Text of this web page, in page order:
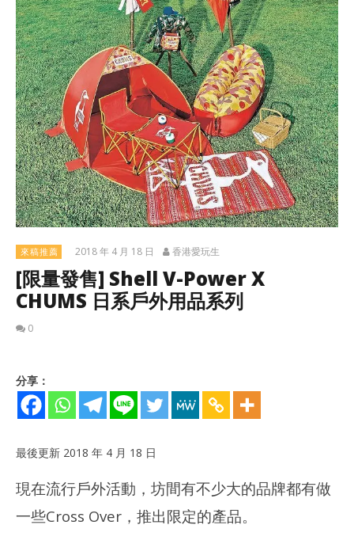
來稿推薦 2018 年 4 月 18 日 香港愛玩生
[限量發售] Shell V-Power X
CHUMS 日系戶外用品系列
0
分享：
最後更新 2018 年 4 月 18 日
現在流行戶外活動，坊間有不少大的品牌都有做
一些Cross Over，推出限定的產品。